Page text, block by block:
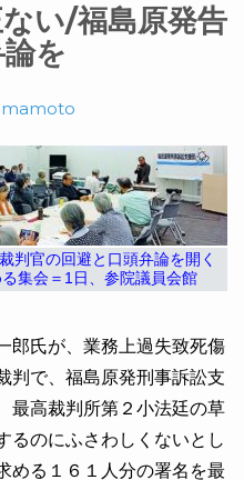
い/福島原発告
を
判官の回避と口頭弁論を開く
集会＝1日、参院議員会館
郎氏が、業務上過失致死傷
判で、福島原発刑事訴訟支
最高裁判所第２小法廷の草
るのにふさわしくないとし
める１６１人分の署名を最